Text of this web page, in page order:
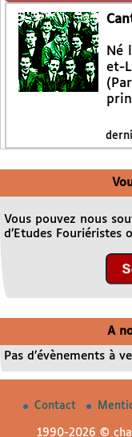
Né
et-
Vous pouvez nous
d’Etudes Fouriéristes
A
Pas d’évènements à
Contact
1990-2026 ©